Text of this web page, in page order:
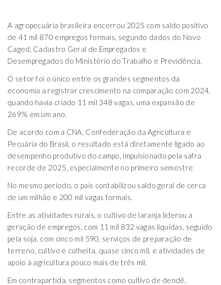
A agropecuária brasileira encerrou 2025 com saldo positivo
de 41 mil 870 empregos formais, segundo dados do Novo
Caged, Cadastro Geral de Empregados e
Desempregados do Ministério do Trabalho e Previdência.
O setor foi o único entre os grandes segmentos da
economia a registrar crescimento na comparação com 2024,
quando havia criado 11 mil 348 vagas, uma expansão de
269% em um ano.
De acordo com a CNA, Confederação da Agricultura e
Pecuária do Brasil, o resultado está diretamente ligado ao
desempenho produtivo do campo, impulsionado pela safra
recorde de 2025, especialmente no primeiro semestre.
No mesmo período, o país contabilizou saldo geral de cerca
de um milhão e 200 mil vagas formais.
Entre as atividades rurais, o cultivo de laranja liderou a
geração de empregos, com 11 mil 832 vagas líquidas, seguido
pela soja, com cinco mil 590, serviços de preparação de
terreno, cultivo e colheita, quase cinco mil, e atividades de
apoio à agricultura pouco mais de três mil.
Em contrapartida, segmentos como cultivo de dendê,